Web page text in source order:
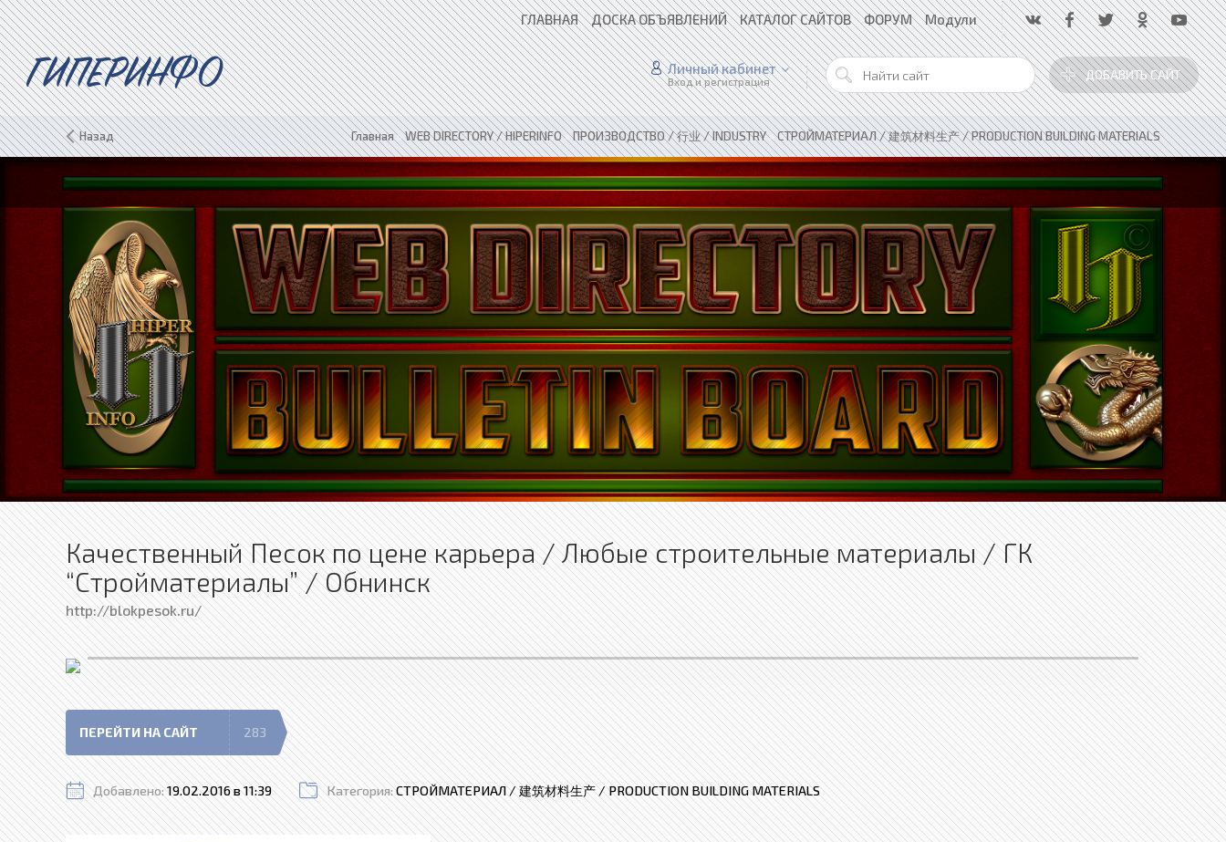
ГЛАВНАЯ ДОСКА ОБЪЯВЛЕНИЙ КАТАЛОГ САЙТОВ ФОРУМ Модули
ГИПЕРИНФО ДОБАВИТЬ САЙТ
Личный кабинет
Вход и регистрация
Назад Главная»WEB DIRECTORY / HIPERINFO»ПРОИЗВОДСТВО / 行业 / INDUSTRY»СТРОЙМАТЕРИАЛ / 建筑材料生产 / PRODUCTION BUILDING MATERIALS
Качественный Песок по цене карьера / Любые строительные материалы / ГК
“Стройматериалы” / Обнинск
http://blokpesok.ru/
ПЕРЕЙТИ НА САЙТ 283
Добавлено:19.02.2016 в 11:39 Категория:СТРОЙМАТЕРИАЛ / 建筑材料生产 / PRODUCTION BUILDING MATERIALS